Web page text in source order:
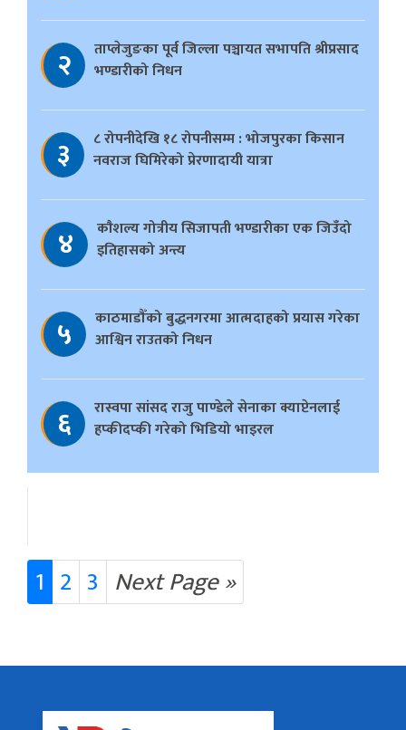
२
ताप्लेजुङका पूर्व जिल्ला पञ्चायत सभापति श्रीप्रसाद
भण्डारीको निधन
३
८ रोपनीदेखि १८ रोपनीसम्म : भोजपुरका किसान
नवराज घिमिरेको प्रेरणादायी यात्रा
४
काैशल्य गोत्रीय सिजापती भण्डारीका एक जिउँदो
इतिहासको अन्त्य
५
काठमाडौँको बुद्धनगरमा आत्मदाहको प्रयास गरेका
आश्विन राउतको निधन
६
रास्वपा सांसद राजु पाण्डेले सेनाका क्याप्टेनलाई
हप्कीदप्की गरेको भिडियो भाइरल
1 2 3 Next Page »